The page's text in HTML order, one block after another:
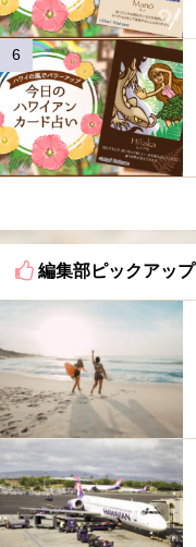
編集部ピックアップ